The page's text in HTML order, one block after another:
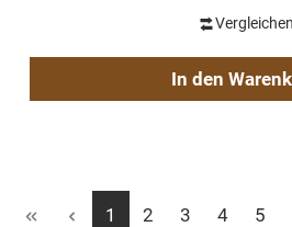
Vergleichen
In den
Seite
1 Seite
2 Seite
3 Seite
4 Seite
5